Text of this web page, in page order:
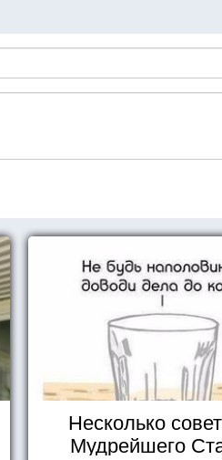
Несколько
Мудрейшего